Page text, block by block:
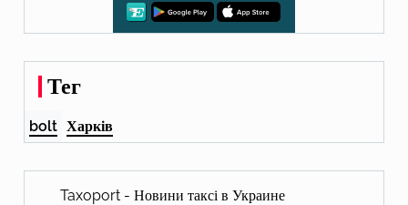
Тег
bolt Харків
Taxoport - Новини таксі в Украине